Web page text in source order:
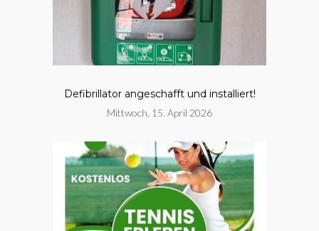
Defibrillator angeschafft und installiert!
Mittwoch, 15. April 2026